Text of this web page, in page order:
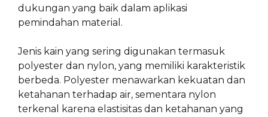
dukungan yang baik dalam aplikasi
pemindahan material.
Jenis kain yang sering digunakan termasuk
polyester dan nylon, yang memiliki karakteristik
berbeda. Polyester menawarkan kekuatan dan
ketahanan terhadap air, sementara nylon
terkenal karena elastisitas dan ketahanan yang